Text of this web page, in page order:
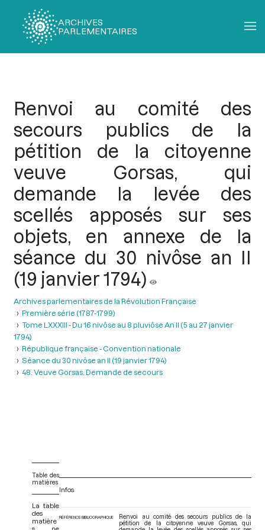
ARCHIVES
PARLEMENTAIRES
Renvoi au comité des
secours publics de la
pétition de la citoyenne
veuve Gorsas, qui
demande la levée des
scellés apposés sur ses
objets, en annexe de la
séance du 30 nivôse an II
(19 janvier 1794)
Archives parlementaires de la Révolution Française
Première série (1787-1799)
Tome LXXXIII - Du 16 nivôse au 8 pluviôse An II (5 au 27 janvier
1794)
République française - Convention nationale
Séance du 30 nivôse an II (19 janvier 1794)
48. Veuve Gorsas. Demande de secours
Table des
matières
La table
des
matière
s ne
Infos
RÉFÉRENCE BIBLIOGRAPHIQUE
Renvoi au comité des secours publics de la
pétition de la citoyenne veuve Gorsas, qui